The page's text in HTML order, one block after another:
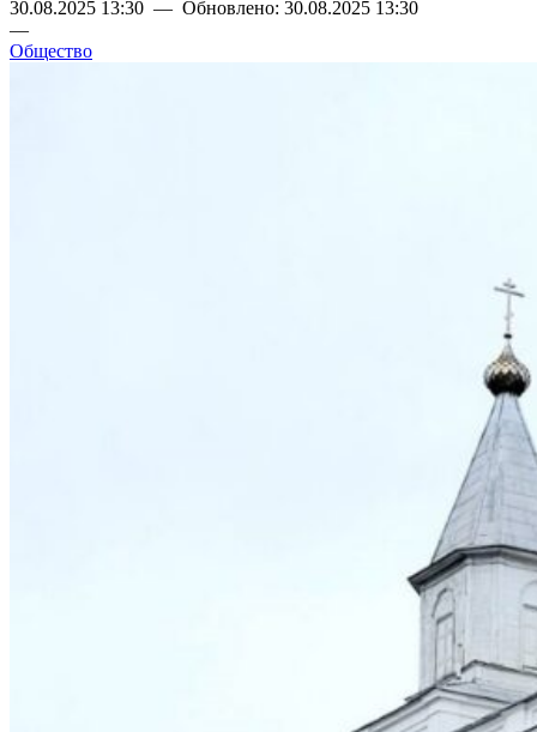
30.08.2025 13:30 — Обновлено: 30.08.2025 13:30
—
Общество